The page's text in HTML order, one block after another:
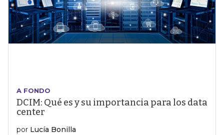
A FONDO
DCIM: Qué es y su importancia para los data
center
por Lucía Bonilla